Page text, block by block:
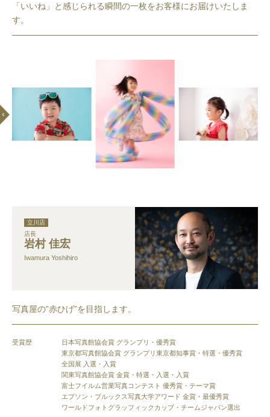
「いいね」と感じられる瞬間の一枚をお客様にお届けいたしま
す。
立川店
店長
岩村 佳宏
Iwamura Yoshihiro
写真屋の”赤ひげ”を目指します。
受賞歴
日本写真館協会賞 グランプリ・優秀賞
東京都写真館協会賞 グランプリ東京都知事賞・特選・優秀賞
全国展 入選・入賞
関東写真館協会賞 金賞・特選・入選・入賞
富士フイルム営業写真コンテスト 優秀賞・テーマ賞
エプソン・ブルックス写真大学アワード 金賞・最優秀賞
ワールドフォトグラッフィックカップ・チームジャパン選出